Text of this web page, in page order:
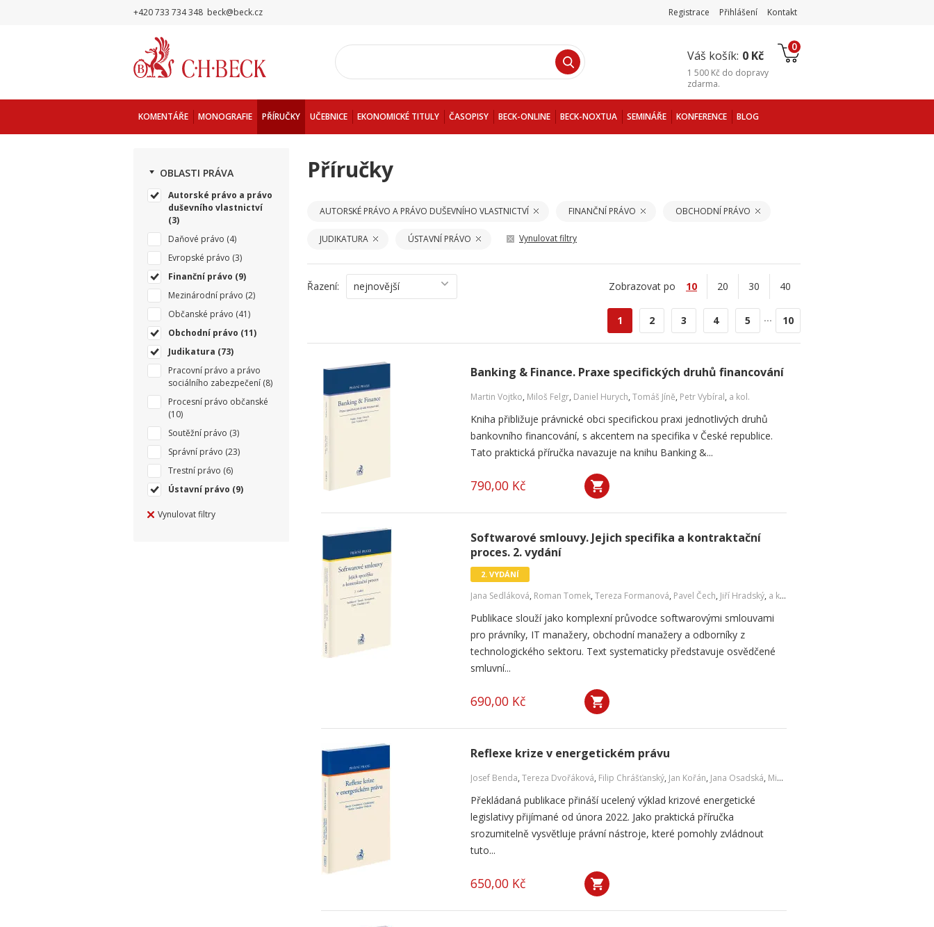
+420 733 734 348 beck@beck.cz Registrace Přihlášení Kontakt
Váš košík: 0 Kč
0
1 500 Kč do dopravy
zdarma.
KOMENTÁŘE MONOGRAFIE PŘÍRUČKY UČEBNICE EKONOMICKÉ TITULY ČASOPISY BECK-ONLINE BECK-NOXTUA SEMINÁŘE KONFERENCE BLOG
OBLASTI PRÁVA
Autorské právo a právo
duševního vlastnictví
(3)
Daňové právo (4)
Evropské právo (3)
Finanční právo (9)
Mezinárodní právo (2)
Občanské právo (41)
Obchodní právo (11)
Judikatura (73)
Pracovní právo a právo
sociálního zabezpečení (8)
Procesní právo občanské
(10)
Soutěžní právo (3)
Správní právo (23)
Trestní právo (6)
Ústavní právo (9)
Vynulovat filtry
Příručky
AUTORSKÉ PRÁVO A PRÁVO DUŠEVNÍHO VLASTNICTVÍ FINANČNÍ PRÁVO OBCHODNÍ PRÁVO
JUDIKATURA ÚSTAVNÍ PRÁVO Vynulovat filtry
Řazení: nejnovější Zobrazovat po 10 20 30 40
1 2 3 4 5 ... 10
Banking & Finance. Praxe specifických druhů financování
Martin Vojtko, Miloš Felgr, Daniel Hurych, Tomáš Jíně, Petr Vybíral, a kol.
Kniha přibližuje právnické obci specifickou praxi jednotlivých druhů
bankovního financování, s akcentem na specifika v České republice.
Tato praktická příručka navazuje na knihu Banking &...
790,00 Kč
Softwarové smlouvy. Jejich specifika a kontraktační
proces. 2. vydání
2. VYDÁNÍ
Jana Sedláková, Roman Tomek, Tereza Formanová, Pavel Čech, Jiří Hradský, a kol.
Publikace slouží jako komplexní průvodce softwarovými smlouvami
pro právníky, IT manažery, obchodní manažery a odborníky z
technologického sektoru. Text systematicky představuje osvědčené
smluvní...
690,00 Kč
Reflexe krize v energetickém právu
Josef Benda, Tereza Dvořáková, Filip Chrášťanský, Jan Kořán, Jana Osadská, Michaela Pešková
Překládaná publikace přináší ucelený výklad krizové energetické
legislativy přijímané od února 2022. Jako praktická příručka
srozumitelně vysvětluje právní nástroje, které pomohly zvládnout
tuto...
650,00 Kč